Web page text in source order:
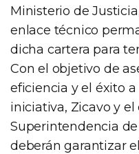
Ministerio de
enlace técnico
dicha cartera para
Con el objetivo de
eficiencia y el éxito
iniciativa, Zicavo y
Superintendencia
deberán garantizar